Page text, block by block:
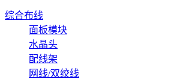
综合布线
面板模块
水晶头
配线架
网线/双绞线